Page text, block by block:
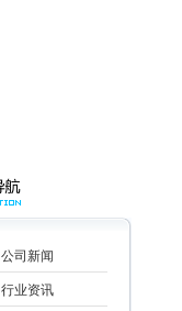
公司新闻
行业资讯